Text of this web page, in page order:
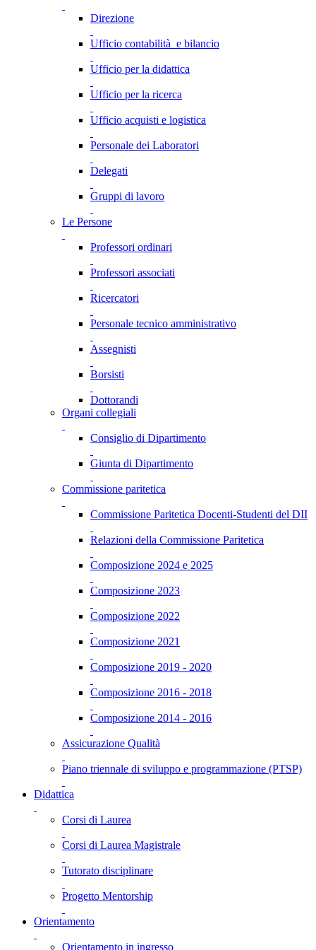
Direzione
Ufficio contabilità e bilancio
Ufficio per la didattica
Ufficio per la ricerca
Ufficio acquisti e logistica
Personale dei Laboratori
Delegati
Gruppi di lavoro
Le Persone
Professori ordinari
Professori associati
Ricercatori
Personale tecnico amministrativo
Assegnisti
Borsisti
Dottorandi
Organi collegiali
Consiglio di Dipartimento
Giunta di Dipartimento
Commissione paritetica
Commissione Paritetica Docenti-Studenti del DII
Relazioni della Commissione Paritetica
Composizione 2024 e 2025
Composizione 2023
Composizione 2022
Composizione 2021
Composizione 2019 - 2020
Composizione 2016 - 2018
Composizione 2014 - 2016
Assicurazione Qualità
Piano triennale di sviluppo e programmazione (PTSP)
Didattica
Corsi di Laurea
Corsi di Laurea Magistrale
Tutorato disciplinare
Progetto Mentorship
Orientamento
Orientamento in ingresso